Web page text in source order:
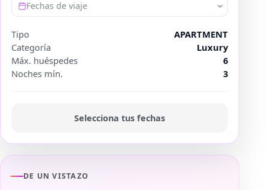
DE UN VISTAZO
Fechas de viaje
Tipo
APARTMENT
Categoría
Luxury
Máx. huéspedes
6
Noches mín.
3
Selecciona tus fechas